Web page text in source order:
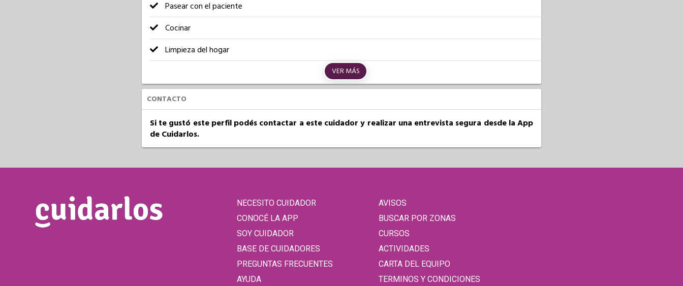
Pasear con el paciente
Cocinar
Limpieza del hogar
VER MÁS
CONTACTO
Si te gustó este perfil podés contactar a este cuidador y realizar una entrevista segura desde la App
de Cuidarlos.
NECESITO CUIDADOR
CONOCÉ LA APP
SOY CUIDADOR
BASE DE CUIDADORES
PREGUNTAS FRECUENTES
AYUDA
AVISOS
BUSCAR POR ZONAS
CURSOS
ACTIVIDADES
CARTA DEL EQUIPO
TERMINOS Y CONDICIONES